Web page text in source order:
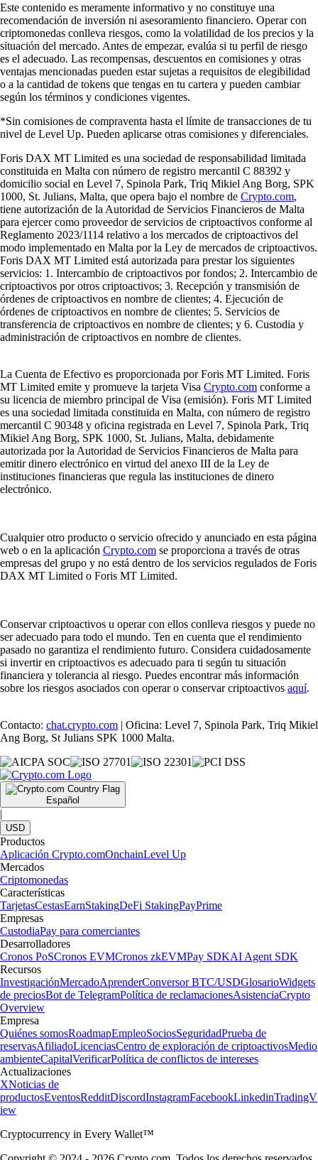
Este contenido es meramente informativo y no constituye una
recomendación de inversión ni asesoramiento financiero. Operar con
criptomonedas conlleva riesgos, como la volatilidad de los precios y la
situación del mercado. Antes de empezar, evalúa si tu perfil de riesgo
es el adecuado. Las recompensas, descuentos en comisiones y otras
ventajas mencionadas pueden estar sujetas a requisitos de elegibilidad
o a la cantidad de tokens que tengas en tu cartera y pueden cambiar
según los términos y condiciones vigentes.
*Sin comisiones de compraventa hasta el límite de transacciones de tu
nivel de Level Up. Pueden aplicarse otras comisiones y diferenciales.
Foris DAX MT Limited es una sociedad de responsabilidad limitada
constituida en Malta con número de registro mercantil C 88392 y
domicilio social en Level 7, Spinola Park, Triq Mikiel Ang Borg, SPK
1000, St. Julians, Malta, que opera bajo el nombre de Crypto.com,
tiene autorización de la Autoridad de Servicios Financieros de Malta
para ejercer como proveedor de servicios de criptoactivos conforme al
Reglamento 2023/1114 relativo a los mercados de criptoactivos del
modo implementado en Malta por la Ley de mercados de criptoactivos.
Foris DAX MT Limited está autorizada para prestar los siguientes
servicios: 1. Intercambio de criptoactivos por fondos; 2. Intercambio de
criptoactivos por otros criptoactivos; 3. Recepción y transmisión de
órdenes de criptoactivos en nombre de clientes; 4. Ejecución de
órdenes de criptoactivos en nombre de clientes; 5. Servicios de
transferencia de criptoactivos en nombre de clientes; y 6. Custodia y
administración de criptoactivos en nombre de clientes.
La Cuenta de Efectivo es proporcionada por Foris MT Limited. Foris
MT Limited emite y promueve la tarjeta Visa Crypto.com conforme a
su licencia de miembro principal de Visa (emisión). Foris MT Limited
es una sociedad limitada constituida en Malta, con número de registro
mercantil C 90348 y oficina registrada en Level 7, Spinola Park, Triq
Mikiel Ang Borg, SPK 1000, St. Julians, Malta, debidamente
autorizada por la Autoridad de Servicios Financieros de Malta para
emitir dinero electrónico en virtud del anexo III de la Ley de
instituciones financieras que regula las instituciones de dinero
electrónico.
Cualquier otro producto o servicio ofrecido y anunciado en esta página
web o en la aplicación Crypto.com se proporciona a través de otras
empresas del grupo y no está dentro de los servicios regulados de Foris
DAX MT Limited o Foris MT Limited.
Conservar criptoactivos u operar con ellos conlleva riesgos y puede no
ser adecuado para todo el mundo. Ten en cuenta que el rendimiento
pasado no garantiza el rendimiento futuro. Considera cuidadosamente
si invertir en criptoactivos es adecuado para ti según tu situación
financiera y tolerancia al riesgo. Puedes encontrar más información
sobre los riesgos asociados con operar o conservar criptoactivos aquí.
Contacto: chat.crypto.com | Oficina: Level 7, Spinola Park, Triq Mikiel
Ang Borg, St Julians SPK 1000 Malta.
Español
|
USD
Productos
Aplicación Crypto.comOnchainLevel Up
Mercados
Criptomonedas
Características
TarjetasCestasEarnStakingDeFi StakingPayPrime
Empresas
CustodiaPay para comerciantes
Desarrolladores
Cronos PoSCronos EVMCronos zkEVMPay SDKAI Agent SDK
Recursos
InvestigaciónMercadoAprenderConversor BTC/USDGlosarioWidgets
de preciosBot de TelegramPolítica de reclamacionesAsistenciaCrypto
Overview
Empresa
Quiénes somosRoadmapEmpleoSociosSeguridadPrueba de
reservasAfiliadoLicenciasCentro de exploración de criptoactivosMedio
ambienteCapitalVerificarPolítica de conflictos de intereses
Actualizaciones
XNoticias de
productosEventosRedditDiscordInstagramFacebookLinkedinTradingV
iew
Cryptocurrency in Every Wallet™